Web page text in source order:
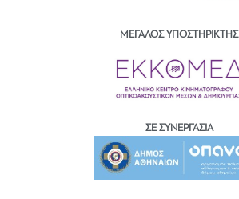
ΜΕΓΑΛΟΣ ΥΠΟΣΤΗΡΙΚΤΗΣ
ΣΕ ΣΥΝΕΡΓΑΣΙΑ